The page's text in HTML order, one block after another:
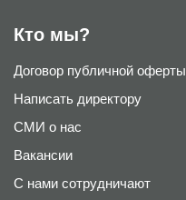
Кто мы?
Договор публичной оферты
Написать директору
СМИ о нас
Вакансии
С нами сотрудничают